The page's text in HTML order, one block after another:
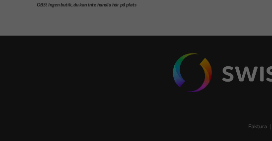
OBS!Ingen butik, du kan inte handla här på plats